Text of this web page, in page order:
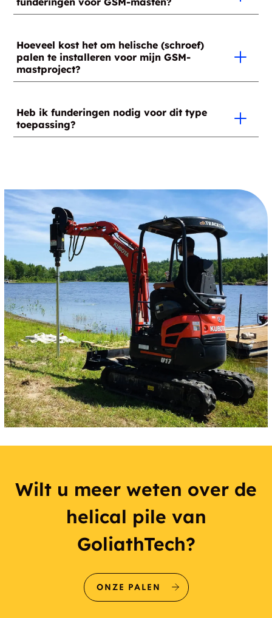
Enorme betonnen platen/funderingen
Hoeveel kost het om helische (schroef)
palen te installeren voor mijn GSM-
mastproject?
contacteren voor een offerte voor uw specifiek
project.
Heb ik funderingen nodig voor dit type
toepassing?
Wilt u meer weten over de
helical pile van
GoliathTech?
ONZE PALEN